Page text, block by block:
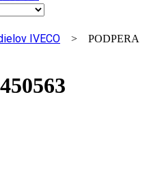
IVECO > PODPERA